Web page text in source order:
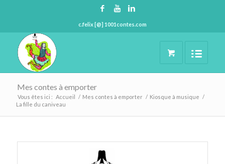
c.felix [@] 1001contes.com
Mes contes à emporter
Vous êtes ici : Accueil / Mes contes à emporter / Kiosque à musique /
La fille du caniveau